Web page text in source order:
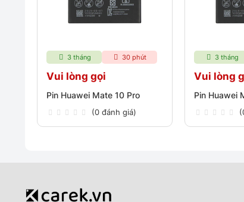
3 tháng 30 phút
Vui lòng gọi
Pin Huawei Mate 10 Pro
(0 đánh giá)
3 tháng
Vui lòng
Pin Huawei